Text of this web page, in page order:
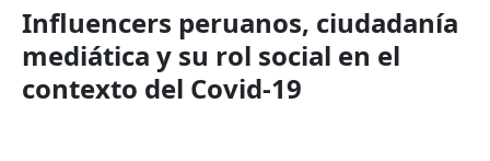
Influencers peruanos, ciudadanía
mediática y su rol social en el
contexto del Covid-19